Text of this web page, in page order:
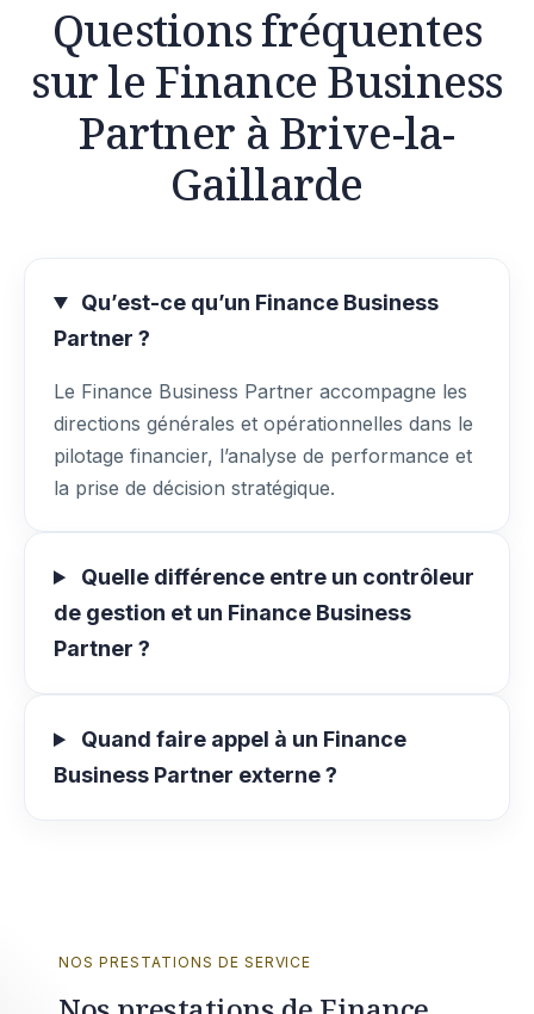
Questions fréquentes
sur le Finance Business
Partner à Brive-la-
Gaillarde
Qu’est-ce qu’un Finance Business
Partner ?
Le Finance Business Partner accompagne les
directions générales et opérationnelles dans le
pilotage financier, l’analyse de performance et
la prise de décision stratégique.
Quelle différence entre un contrôleur
de gestion et un Finance Business
Partner ?
Quand faire appel à un Finance
Business Partner externe ?
NOS PRESTATIONS DE SERVICE